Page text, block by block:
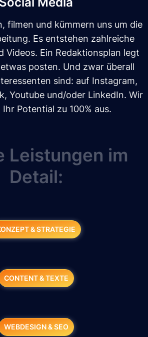
filmen und kümmern uns um die
Es entstehen zahlreiche
Videos. Ein Redaktionsplan legt
posten. Und zwar überall
sind: auf Instagram,
Youtube und/oder LinkedIn. Wir
Potential zu 100% aus.
Leistungen im
Detail:
& STRATEGIE
CONTENT & TEXTE
WEBDESIGN & SEO